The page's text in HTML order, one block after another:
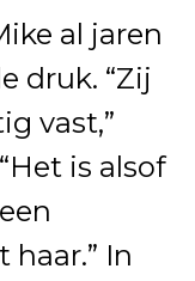
al jaren
druk. “Zij
vast,”
is alsof
haar.” In